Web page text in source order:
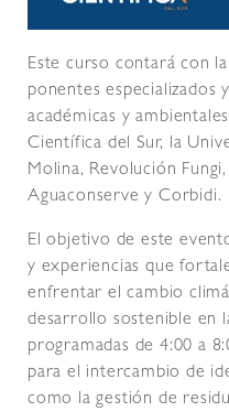
Este curso contará con
ponentes especializados
académicas y
Científica del Sur, la
Molina, Revolución
Aguaconserve y Corbidi.
El objetivo de este
y experiencias que
enfrentar el cambio
desarrollo sostenible en
programadas de 4:00 a
para el intercambio de
como la gestión de